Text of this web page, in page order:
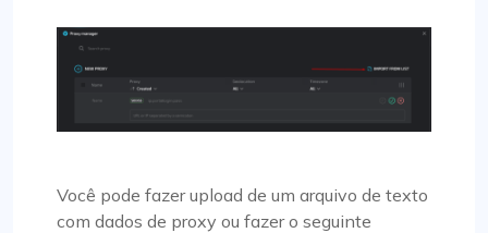
Você pode fazer upload de um arquivo de texto
com dados de proxy ou fazer o seguinte